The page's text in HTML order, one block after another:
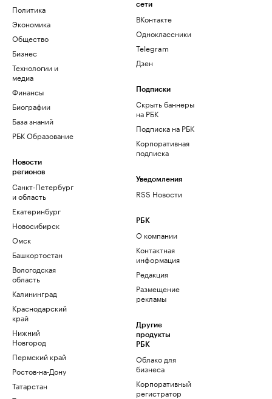
Политика
Экономика
Общество
Бизнес
Технологии и
медиа
Финансы
Биографии
База знаний
РБК Образование
Новости
регионов
Санкт-Петербург
и область
Екатеринбург
Новосибирск
Омск
Башкортостан
Вологодская
область
Калининград
Краснодарский
край
Нижний
Новгород
Пермский край
Ростов-на-Дону
Татарстан
сети
ВКонтакте
Одноклассники
Telegram
Дзен
Подписки
Скрыть баннеры
на РБК
Подписка на РБК
Корпоративная
подписка
Уведомления
RSS Новости
РБК
О компании
Контактная
информация
Редакция
Размещение
рекламы
Другие
продукты
РБК
Облако для
бизнеса
Корпоративный
регистратор